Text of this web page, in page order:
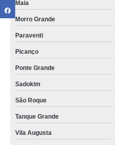
Maia
Morro Grande
Paraventi
Picanço
Ponte Grande
Sadokim
São Roque
Tanque Grande
Vila Augusta